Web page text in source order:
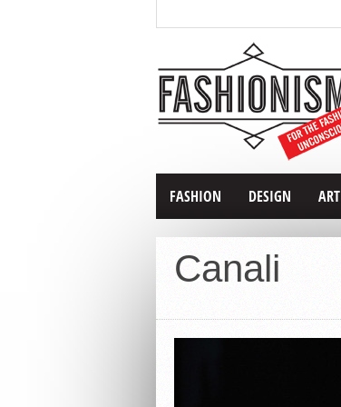
FASHION DESIGN ART
Canali